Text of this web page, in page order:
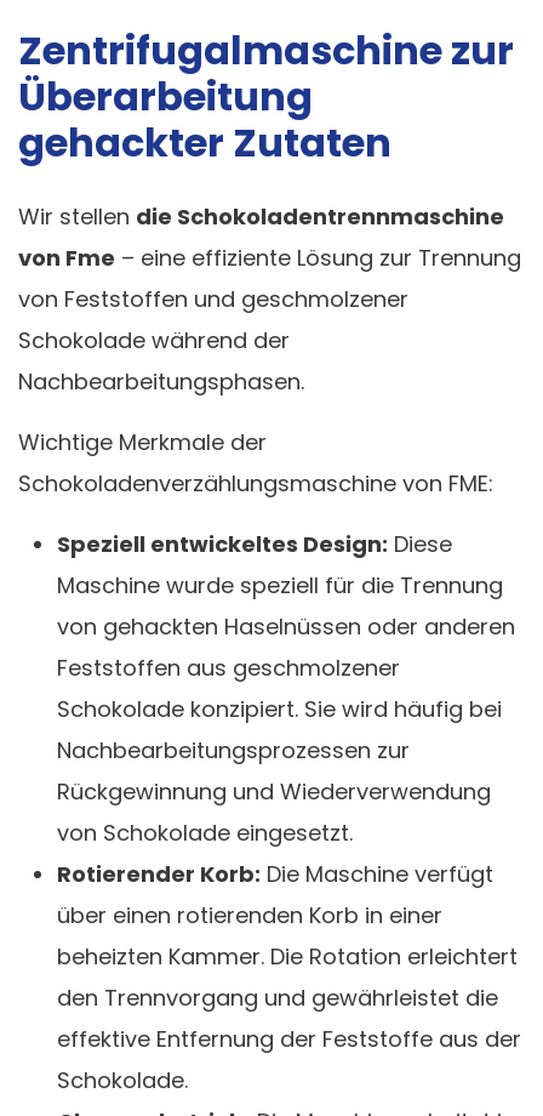
Zentrifugalmaschine zur
Überarbeitung
gehackter Zutaten
Wir stellen die Schokoladentrennmaschine
von Fme – eine effiziente Lösung zur Trennung
von Feststoffen und geschmolzener
Schokolade während der
Nachbearbeitungsphasen.
Wichtige Merkmale der
Schokoladenverzählungsmaschine von FME:
Speziell entwickeltes Design: Diese
Maschine wurde speziell für die Trennung
von gehackten Haselnüssen oder anderen
Feststoffen aus geschmolzener
Schokolade konzipiert. Sie wird häufig bei
Nachbearbeitungsprozessen zur
Rückgewinnung und Wiederverwendung
von Schokolade eingesetzt.
Rotierender Korb: Die Maschine verfügt
über einen rotierenden Korb in einer
beheizten Kammer. Die Rotation erleichtert
den Trennvorgang und gewährleistet die
effektive Entfernung der Feststoffe aus der
Schokolade.